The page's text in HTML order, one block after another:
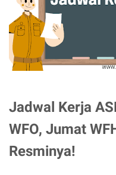
Jadwal Kerja
WFO, Jumat
Resminya!